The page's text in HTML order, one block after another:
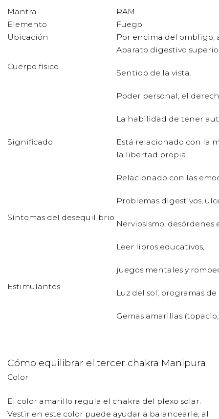
Mantra
RAM
Elemento
Fuego
Ubicación
Por encima del ombligo,
Cuerpo físico
Aparato digestivo
Sentido de la vista.
Significado
Poder personal, el
La habilidad de tener
Está relacionado con la
la libertad propia.
Relacionado con las
Síntomas del desequilibrio
Problemas digestivos,
Nerviosismo, desórdenes
Estimulantes
Leer libros educativos,
juegos mentales y
Luz del sol, programas
Gemas amarillas
Cómo equilibrar el tercer chakra Manipura
Color
El color amarillo regula el chakra del plexo solar.
Vestir en este color puede ayudar a balancearle, al